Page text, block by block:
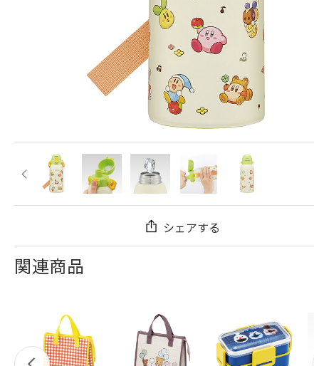
シェアする
関連商品